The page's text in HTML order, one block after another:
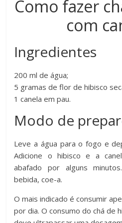
Como fazer
com
Ingredientes
200 ml de água;
5 gramas de flor de hibisco
1 canela em pau.
Modo de
Leve a água para o fogo e
Adicione o hibisco e a
abafado por alguns
bebida, coe-a.
O mais indicado é consumir
por dia. O consumo do chá de